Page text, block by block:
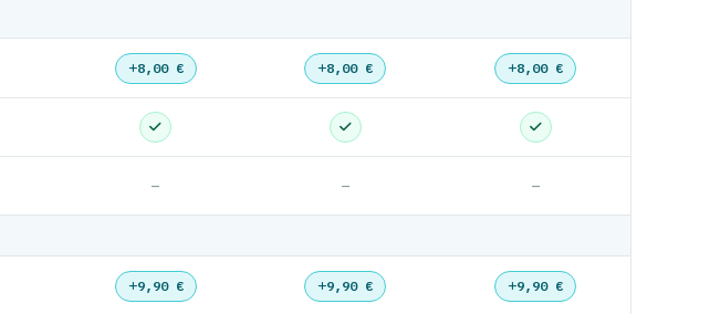
8,00 € 8,00 € 8,00 €
— — —
9,90 € 9,90 € 9,90 €